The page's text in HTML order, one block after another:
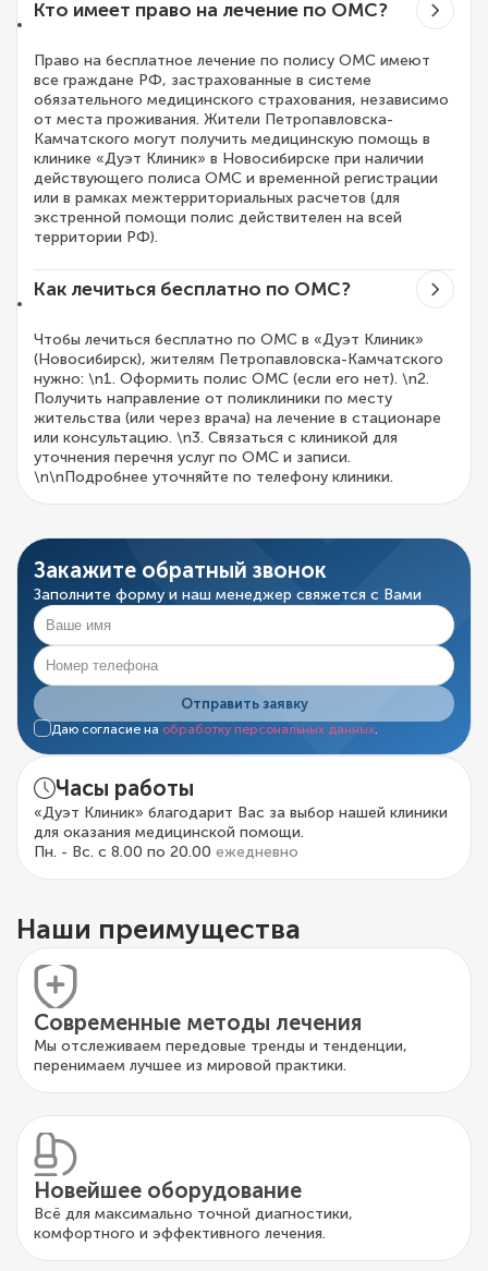
Кто имеет право на лечение по ОМС?
Право на бесплатное лечение по полису ОМС имеют
все граждане РФ, застрахованные в системе
обязательного медицинского страхования, независимо
от места проживания. Жители Петропавловска-
Камчатского могут получить медицинскую помощь в
клинике «Дуэт Клиник» в Новосибирске при наличии
действующего полиса ОМС и временной регистрации
или в рамках межтерриториальных расчетов (для
экстренной помощи полис действителен на всей
территории РФ).
Как лечиться бесплатно по ОМС?
Чтобы лечиться бесплатно по ОМС в «Дуэт Клиник»
(Новосибирск), жителям Петропавловска-Камчатского
нужно: \n1. Оформить полис ОМС (если его нет). \n2.
Получить направление от поликлиники по месту
жительства (или через врача) на лечение в стационаре
или консультацию. \n3. Связаться с клиникой для
уточнения перечня услуг по ОМС и записи.
\n\nПодробнее уточняйте по телефону клиники.
Закажите обратный звонок
Заполните форму и наш менеджер свяжется с Вами
Отправить заявку
Даю согласие на обработку персональных данных
Часы работы
«Дуэт Клиник» благодарит Вас за выбор нашей клиники
для оказания медицинской помощи.
Пн. - Вс. с 8.00 по 20.00 ежедневно
Наши преимущества
Современные методы лечения
Мы отслеживаем передовые тренды и тенденции,
перенимаем лучшее из мировой практики.
Новейшее оборудование
Всё для максимально точной диагностики,
комфортного и эффективного лечения.